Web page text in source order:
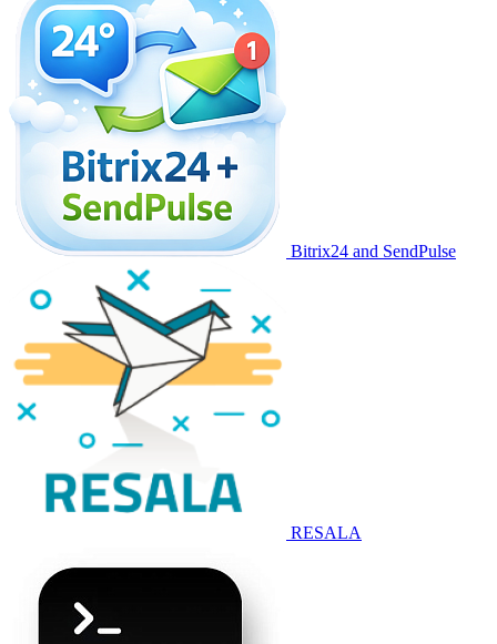
Bitrix24 and SendPulse
RESALA